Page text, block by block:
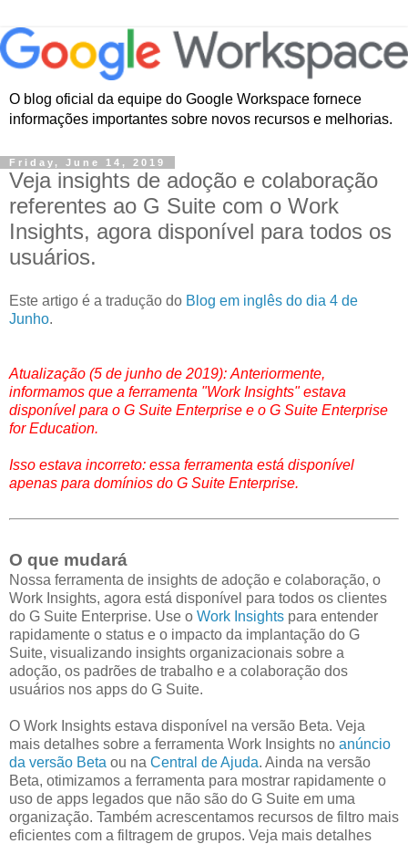
O blog oficial da equipe do Google Workspace fornece
informações importantes sobre novos recursos e melhorias.
Friday, June 14, 2019
Veja insights de adoção e colaboração
referentes ao G Suite com o Work
Insights, agora disponível para todos os
usuários.
Este artigo é a tradução do Blog em inglês do dia 4 de
Junho.
Atualização (5 de junho de 2019): Anteriormente,
informamos que a ferramenta "Work Insights" estava
disponível para o G Suite Enterprise e o G Suite Enterprise
for Education.
Isso estava incorreto: essa ferramenta está disponível
apenas para domínios do G Suite Enterprise.
O que mudará
Nossa ferramenta de insights de adoção e colaboração, o
Work Insights, agora está disponível para todos os clientes
do G Suite Enterprise. Use o Work Insights para entender
rapidamente o status e o impacto da implantação do G
Suite, visualizando insights organizacionais sobre a
adoção, os padrões de trabalho e a colaboração dos
usuários nos apps do G Suite.
O Work Insights estava disponível na versão Beta. Veja
mais detalhes sobre a ferramenta Work Insights no anúncio
da versão Beta ou na Central de Ajuda. Ainda na versão
Beta, otimizamos a ferramenta para mostrar rapidamente o
uso de apps legados que não são do G Suite em uma
organização. Também acrescentamos recursos de filtro mais
eficientes com a filtragem de grupos. Veja mais detalhes